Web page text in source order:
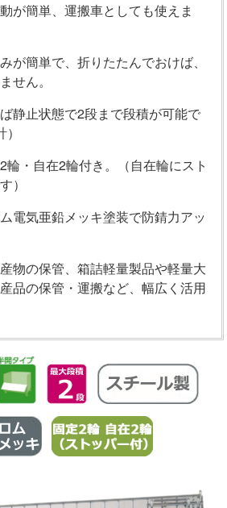
が簡単、運搬車としても使えま
が簡単で、折りたたんでおけば、
せん。
静止状態で2段まで段積が可能で
輪・自在2輪付き。（自在輪にスト
）
電気亜鉛メッキ塗装で防錆力アッ
物の保管、箱詰軽量製品や軽量大
品の保管・運搬など、幅広く活用